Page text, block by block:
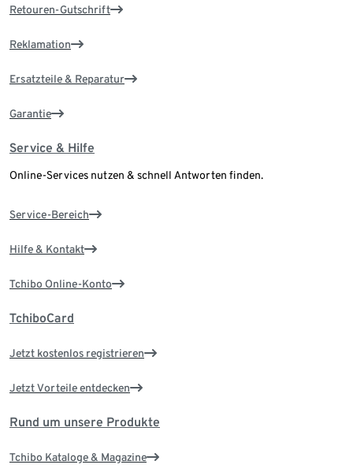
Retouren-Gutschrift
Reklamation
Ersatzteile & Reparatur
Garantie
Service & Hilfe
Online-Services nutzen & schnell Antworten finden.
Service-Bereich
Hilfe & Kontakt
Tchibo Online-Konto
TchiboCard
Jetzt kostenlos registrieren
Jetzt Vorteile entdecken
Rund um unsere Produkte
Tchibo Kataloge & Magazine